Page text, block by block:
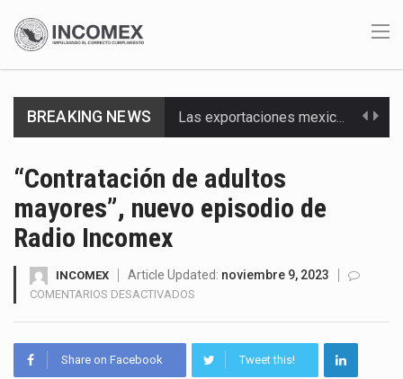
BREAKING NEWS
“Contratación de adultos
mayores”, nuevo episodio de
Radio Incomex
INCOMEX Article Updated: noviembre 9, 2023
COMENTARIOS DESACTIVADOS
ADULTOS
MAYORES”,
Share on Facebook Tweet this!